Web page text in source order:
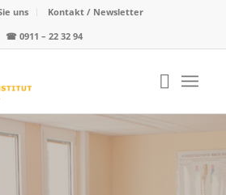
uns
Kontakt / Newsletter
☎0911 – 22 32 94